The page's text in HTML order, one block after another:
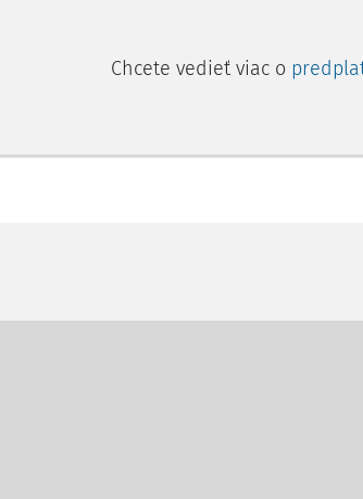
Chcete vedieť viac o